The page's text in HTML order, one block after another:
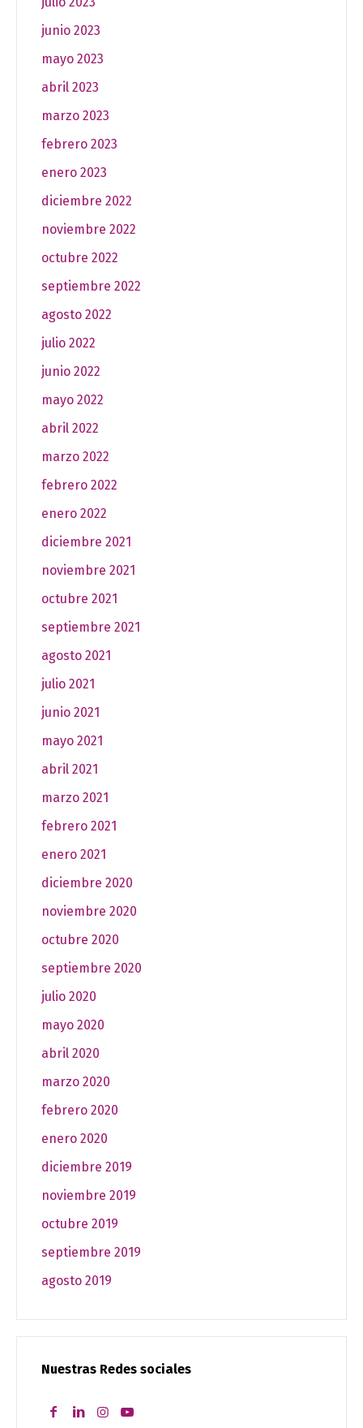
junio 2023
mayo 2023
abril 2023
marzo 2023
febrero 2023
enero 2023
diciembre 2022
noviembre 2022
octubre 2022
septiembre 2022
agosto 2022
julio 2022
junio 2022
mayo 2022
abril 2022
marzo 2022
febrero 2022
enero 2022
diciembre 2021
noviembre 2021
octubre 2021
septiembre 2021
agosto 2021
julio 2021
junio 2021
mayo 2021
abril 2021
marzo 2021
febrero 2021
enero 2021
diciembre 2020
noviembre 2020
octubre 2020
septiembre 2020
julio 2020
mayo 2020
abril 2020
marzo 2020
febrero 2020
enero 2020
diciembre 2019
noviembre 2019
octubre 2019
septiembre 2019
agosto 2019
Nuestras Redes sociales